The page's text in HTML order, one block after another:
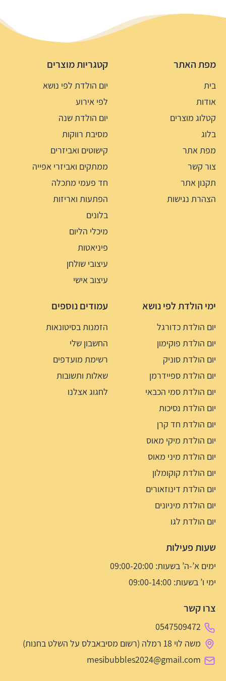
מפת האתר
בית
אודות
קטלוג מוצרים
בלוג
מפת אתר
צור קשר
תקנון אתר
הצהרת נגישות
קטגריות מוצרים
יום הולדת לפי נושא
לפי אירוע
יום הולדת שנה
מסיבת רווקות
קישוטים ואביזרים
ממתקים ואביזרי אפייה
חד פעמי מתכלה
הפתעות ואריזות
בלונים
מיכלי הליום
פיניאטות
עיצובי שולחן
עיצוב אישי
ימי הולדת לפי נושא
יום הולדת כדורגל
יום הולדת פוקימון
יום הולדת סוניק
יום הולדת ספיידרמן
יום הולדת סמי הכבאי
יום הולדת נסיכות
יום הולדת חד קרן
יום הולדת מיקי מאוס
יום הולדת מיני מאוס
יום הולדת קוקומלון
יום הולדת דינוזאורים
יום הולדת מיניונים
יום הולדת לגו
עמודים נוספים
הזמנות בסיטונאות
החשבון שלי
רשימת מועדפים
שאלות ותשובות
לחגוג אצלנו
שעות פעילות
ימים א’-ה’ בשעות: 09:00-20:00
ימי ו’ בשעות: 09:00-14:00
צרו קשר
0547509472
משה לוי 18 רמלה (רשום מסיבאבלס על השלט בחנות)
mesibubbles2024@gmail.com